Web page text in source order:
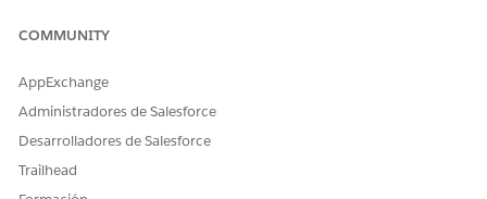
Puede archivar archivos para evitar que se procesen.
momento.
COMMUNITY
AppExchange
Administradores de Salesforce
Desarrolladores de Salesforce
Trailhead